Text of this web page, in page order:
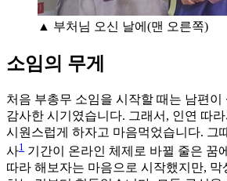
▲ 부처님 오신 날에(맨 오른쪽)
소임의 무게
처음 부총무 소임을 시작할 때는 남편이
감사한 시기였습니다. 그래서, 인연 따
시원스럽게 하자고 마음먹었습니다. 그
사1 기간이 온라인 체제로 바뀔 줄은 꿈
따라 해보자는 마음으로 시작했지만, 막